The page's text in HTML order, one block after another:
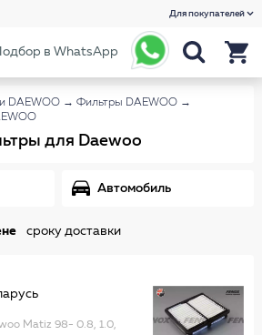
Для покупателей
Подбор в WhatsApp
DAEWOO → Фильтры DAEWOO →
для Daewoo
Автомобиль
сроку доставки
Matiz 98- 0.8, 1.0,